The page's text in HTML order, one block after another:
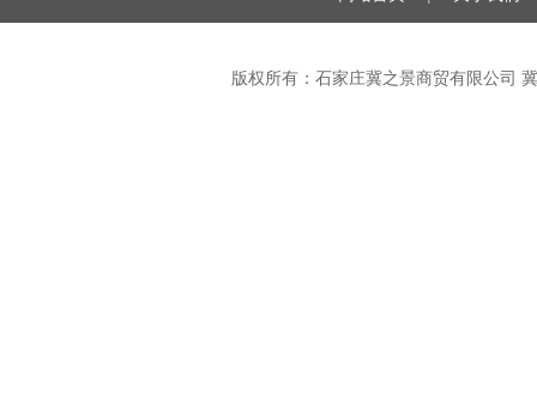
版权所有：石家庄冀之景商贸有限公司